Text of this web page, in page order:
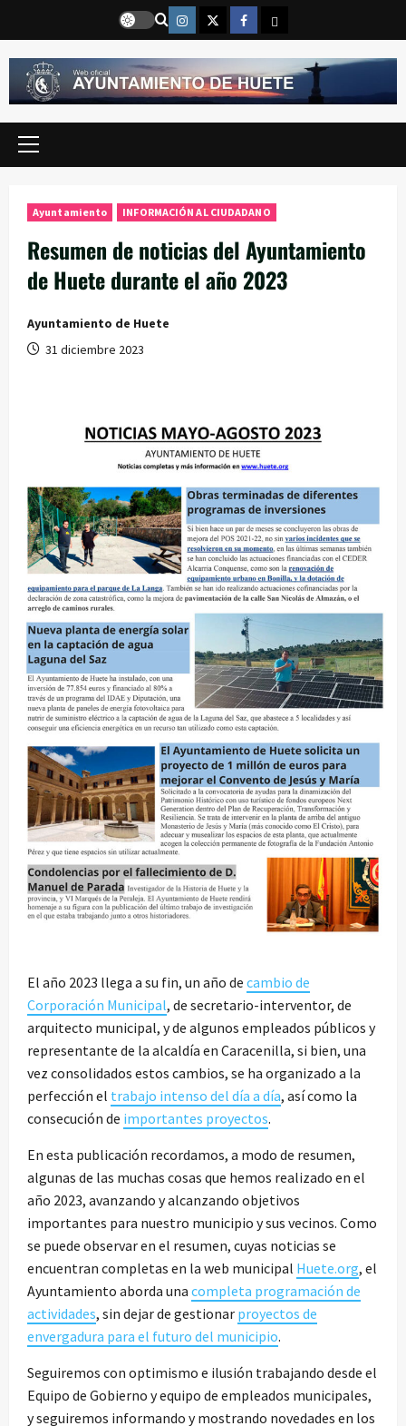
contenido
Instragram
TwitterFacebook
Email
Menú
Ayuntamiento INFORMACIÓN AL CIUDADANO
Resumen de noticias del Ayuntamiento
de Huete durante el año 2023
Ayuntamiento de Huete
31 diciembre 2023
El año 2023 llega a su fin, un año de cambio de
Corporación Municipal, de secretario-interventor, de
arquitecto municipal, y de algunos empleados públicos y
representante de la alcaldía en Caracenilla, si bien, una
vez consolidados estos cambios, se ha organizado a la
perfección el trabajo intenso del día a día, así como la
consecución de importantes proyectos.
En esta publicación recordamos, a modo de resumen,
algunas de las muchas cosas que hemos realizado en el
año 2023, avanzando y alcanzando objetivos
importantes para nuestro municipio y sus vecinos. Como
se puede observar en el resumen, cuyas noticias se
encuentran completas en la web municipal Huete.org, el
Ayuntamiento aborda una completa programación de
actividades, sin dejar de gestionar proyectos de
envergadura para el futuro del municipio.
Seguiremos con optimismo e ilusión trabajando desde el
Equipo de Gobierno y equipo de empleados municipales,
y seguiremos informando y mostrando novedades en los